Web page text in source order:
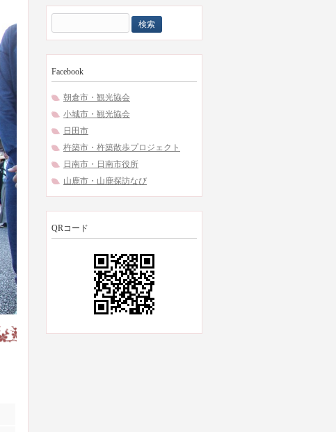
索:
Facebook
朝倉市・観光協会
小城市・観光協会
日田市
杵築市・杵築散歩プロジェクト
日南市・日南市役所
山鹿市・山鹿探訪なび
QRコード